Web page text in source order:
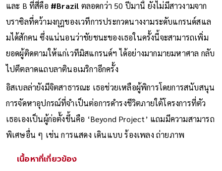
และ B ที่สี่คือ #Brazil ตลอดกว่า 50 ปีมานี้ ยังไม่มีสาวงามจาก
บราซิลที่คว้ามงกุฎของเวทีการประกวดนางงามระดับแกรนด์สแล
มได้สักคน ซึ่งแน่นอนว่าชัยชนะของเธอในครั้งนี้จะสามารถเพิ่ม
ยอดผู้ติดตามให้แก่เวทีมิสแกรนด์ฯ ได้อย่างมากมายมหาศาล กลับ
ไปตีตลาดแถบลาตินอเมริกาอีกครั้ง
อิสเบลล่ายังมีจิตสาธารณะ เธอช่วยเหลือผู้พิการโดยการสนับสนุน
การจัดหาอุปกรณ์ที่จำเป็นต่อการดำรงชีวิตภายใต้โครงการที่ตัว
เธอเองเป็นผู้ก่อตั้งขึ้นคือ ‘Beyond Project’ แถมมีความสามารถ
พิเศษอื่น ๆ เช่น การแสดง เดินแบบ ร้องเพลง ถ่ายภาพ
เนื้อหาที่เกี่ยวข้อง